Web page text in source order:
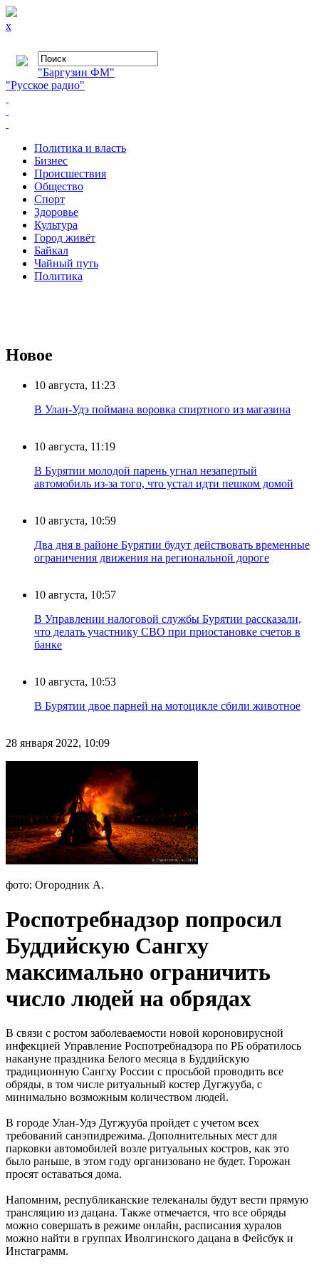
x
"Баргузин ФМ"
"Русское радио"
Политика и власть
Бизнес
Происшествия
Общество
Cпорт
Здоровье
Культура
Город живёт
Байкал
Чайный путь
Политика
Новое
10 августа, 11:23
В Улан-Удэ поймана воровка спиртного из магазина
10 августа, 11:19
В Бурятии молодой парень угнал незапертый
автомобиль из-за того, что устал идти пешком домой
10 августа, 10:59
Два дня в районе Бурятии будут действовать временные
ограничения движения на региональной дороге
10 августа, 10:57
В Управлении налоговой службы Бурятии рассказали,
что делать участнику СВО при приостановке счетов в
банке
10 августа, 10:53
В Бурятии двое парней на мотоцикле сбили животное
28 января 2022, 10:09
фото: Огородник А.
Роспотребнадзор попросил
Буддийскую Сангху
максимально ограничить
число людей на обрядах
В связи с ростом заболеваемости новой короновирусной
инфекцией Управление Роспотребнадзора по РБ обратилось
накануне праздника Белого месяца в Буддийскую
традиционную Сангху России с просьбой проводить все
обряды, в том числе ритуальный костер Дугжууба, с
минимально возможным количеством людей.
В городе Улан-Удэ Дугжууба пройдет с учетом всех
требований санэпидрежима. Дополнительных мест для
парковки автомобилей возле ритуальных костров, как это
было раньше, в этом году организовано не будет. Горожан
просят оставаться дома.
Напомним, республиканские телеканалы будут вести прямую
трансляцию из дацана. Также отмечается, что все обряды
можно совершать в режиме онлайн, расписания хуралов
можно найти в группах Иволгинского дацана в Фейсбук и
Инстаграмм.